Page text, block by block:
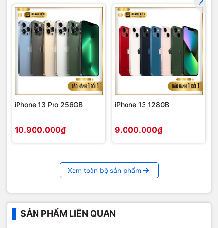
iPhone 13 Pro 256GB
10.900.000₫
iPhone 13 128GB
9.000.000₫
Xem toàn bộ sản phẩm
SẢN PHẨM LIÊN QUAN